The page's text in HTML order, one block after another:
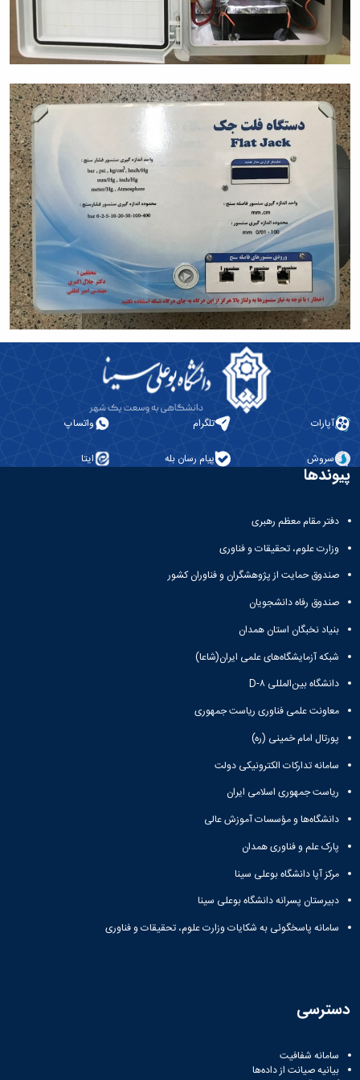
مرتبط
بنیاد
ملی
نخبگان
شرکت
های
دانش
بنیان
آئین
نامه ها
فرآیندها
آئین
نامه
نامه
های
پژوهشی
فرم
های
پژوهشی
آپارات تلگرام واتساپ
سروش پیام رسان بله ایتا
پیوندها
دفتر مقام معظم رهبری
وزارت علوم، تحقیقات و فناوری
صندوق حمایت از پژوهشگران و فناوران کشور
صندوق رفاه دانشجویان
بنیاد نخبگان استان همدان
شبکه آزمایشگاه‌های علمی ایران(شاعا)
دانشگاه بین‌المللی D-۸
معاونت علمی فناوری ریاست جمهوری
پورتال امام خمینی (ره)
سامانه تدارکات الکترونیکی دولت
ریاست جمهوری اسلامی ایران
دانشگاه‌ها و مؤسسات آموزش عالی
پارک علم و فناوری همدان
مرکز آپا دانشگاه بوعلی سینا
دبیرستان پسرانه دانشگاه بوعلی سینا
سامانه پاسخگوئی به شکایات وزارت علوم، تحقیقات و فناوری
دسترسی
سامانه شفافیت
بیانیه صیانت از داده‌ها